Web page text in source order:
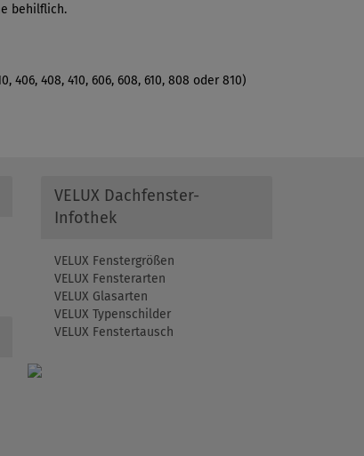
behilflich.
406, 408, 410, 606, 608, 610, 808 oder 810)
VELUX Dachfenster-
Infothek
VELUX Fenstergrößen
VELUX Fensterarten
VELUX Glasarten
VELUX Typenschilder
VELUX Fenstertausch